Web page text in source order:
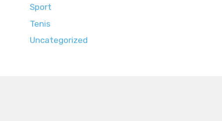
Sport
Tenis
Uncategorized